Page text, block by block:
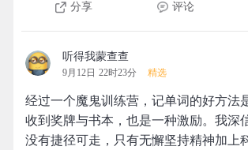
分享 评论
听得我蒙查查
9月12日 22时23分 精选
经过一个魔鬼训练营，记单词的好方法
收到奖牌与书本，也是一种激励。我深
没有捷径可走，只有无懈坚持精神加上